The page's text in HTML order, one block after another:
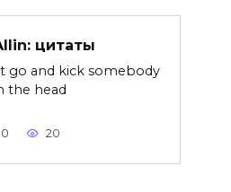
цитаты
go and kick somebody
the head
0 20